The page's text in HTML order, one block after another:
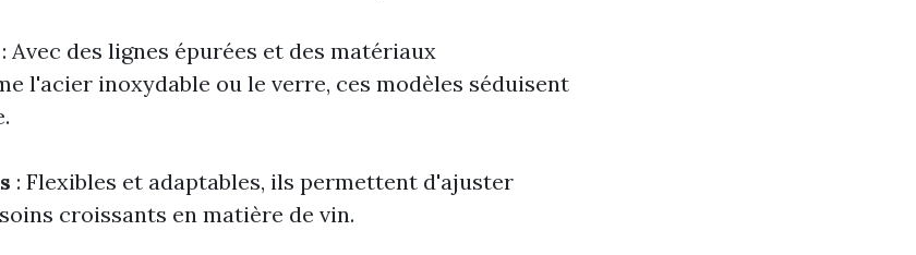
: Avec des lignes épurées et des matériaux
l'acier inoxydable ou le verre, ces modèles séduisent
: Flexibles et adaptables, ils permettent d'ajuster
croissants en matière de vin.